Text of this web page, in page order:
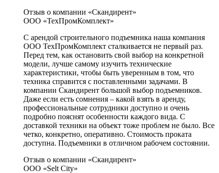
Отзыв о компании «Скандирент»
ООО «ТехПромКомплект»
С арендой строительного подъемника наша компания
ООО ТехПромКомплект сталкивается не первый раз.
Перед тем, как остановить свой выбор на конкретной
модели, лучше самому изучить технические
характеристики, чтобы быть уверенным в том, что
техника справится с поставленными задачами. В
компании Скандирент большой выбор подъемников.
Даже если есть сомнения – какой взять в аренду,
профессиональные сотрудники доступно и очень
подробно пояснят особенности каждого вида. С
доставкой техники на объект тоже проблем не было. Все
четко, конкретно, оперативно. Стоимость проката
доступна. Подъемники в отличном рабочем состоянии.
Отзыв о компании «Скандирент»
ООО «Selt City»